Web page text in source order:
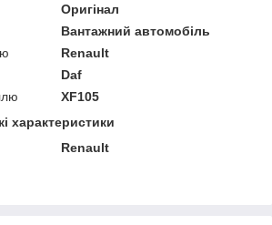
Оригінал
Вантажний автомобіль
Renault
Daf
XF105
характеристики
Renault